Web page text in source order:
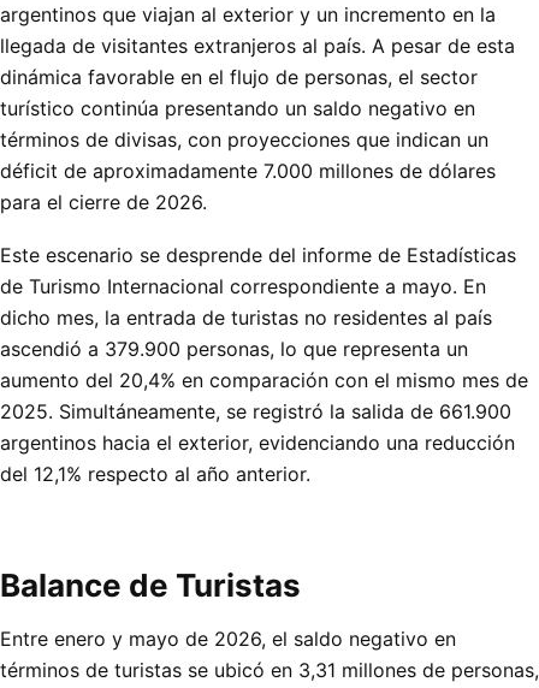
argentinos que viajan al exterior y un incremento en la
llegada de visitantes extranjeros al país. A pesar de esta
dinámica favorable en el flujo de personas, el sector
turístico continúa presentando un saldo negativo en
términos de divisas, con proyecciones que indican un
déficit de aproximadamente 7.000 millones de dólares
para el cierre de 2026.
Este escenario se desprende del informe de Estadísticas
de Turismo Internacional correspondiente a mayo. En
dicho mes, la entrada de turistas no residentes al país
ascendió a 379.900 personas, lo que representa un
aumento del 20,4% en comparación con el mismo mes de
2025. Simultáneamente, se registró la salida de 661.900
argentinos hacia el exterior, evidenciando una reducción
del 12,1% respecto al año anterior.
Balance de Turistas
Entre enero y mayo de 2026, el saldo negativo en
términos de turistas se ubicó en 3,31 millones de personas,